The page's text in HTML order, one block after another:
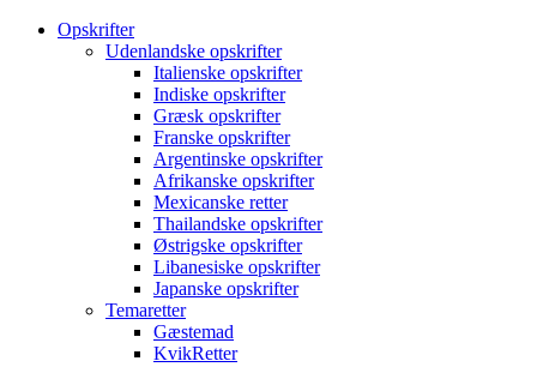
Opskrifter
Udenlandske opskrifter
Italienske opskrifter
Indiske opskrifter
Græsk opskrifter
Franske opskrifter
Argentinske opskrifter
Afrikanske opskrifter
Mexicanske retter
Thailandske opskrifter
Østrigske opskrifter
Libanesiske opskrifter
Japanske opskrifter
Temaretter
Gæstemad
KvikRetter